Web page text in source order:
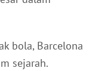
bola, Barcelona
sejarah.